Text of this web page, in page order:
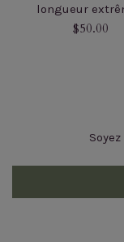
longueur
Prix
$50.00